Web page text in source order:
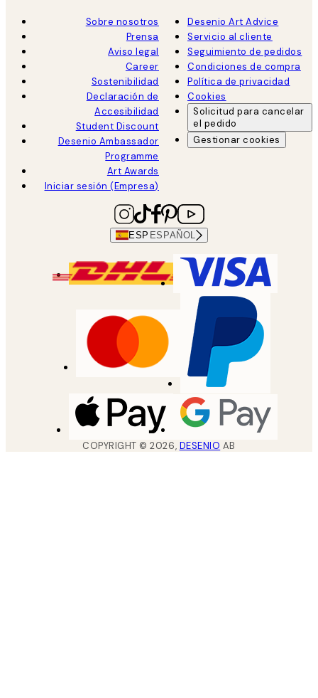
Sobre nosotros
Prensa
Aviso legal
Career
Sostenibilidad
Declaración de
Accesibilidad
Student Discount
Desenio Ambassador
Programme
Art Awards
Iniciar sesión (Empresa)
Desenio Art Advice
Servicio al cliente
Seguimiento de pedidos
Condiciones de compra
Política de privacidad
Cookies
Solicitud para cancelar
el pedido
Gestionar cookies
ESP ESPAÑOL
COPYRIGHT ©2026, DESENIO AB